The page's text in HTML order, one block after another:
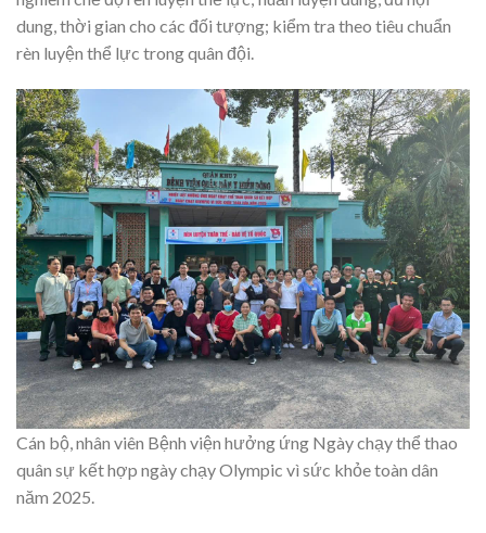
dung, thời gian cho các đối tượng; kiểm tra theo tiêu chuẩn
rèn luyện thể lực trong quân đội.
Cán bộ, nhân viên Bệnh viện hưởng ứng Ngày chạy thể thao
quân sự kết hợp ngày chạy Olympic vì sức khỏe toàn dân
năm 2025.